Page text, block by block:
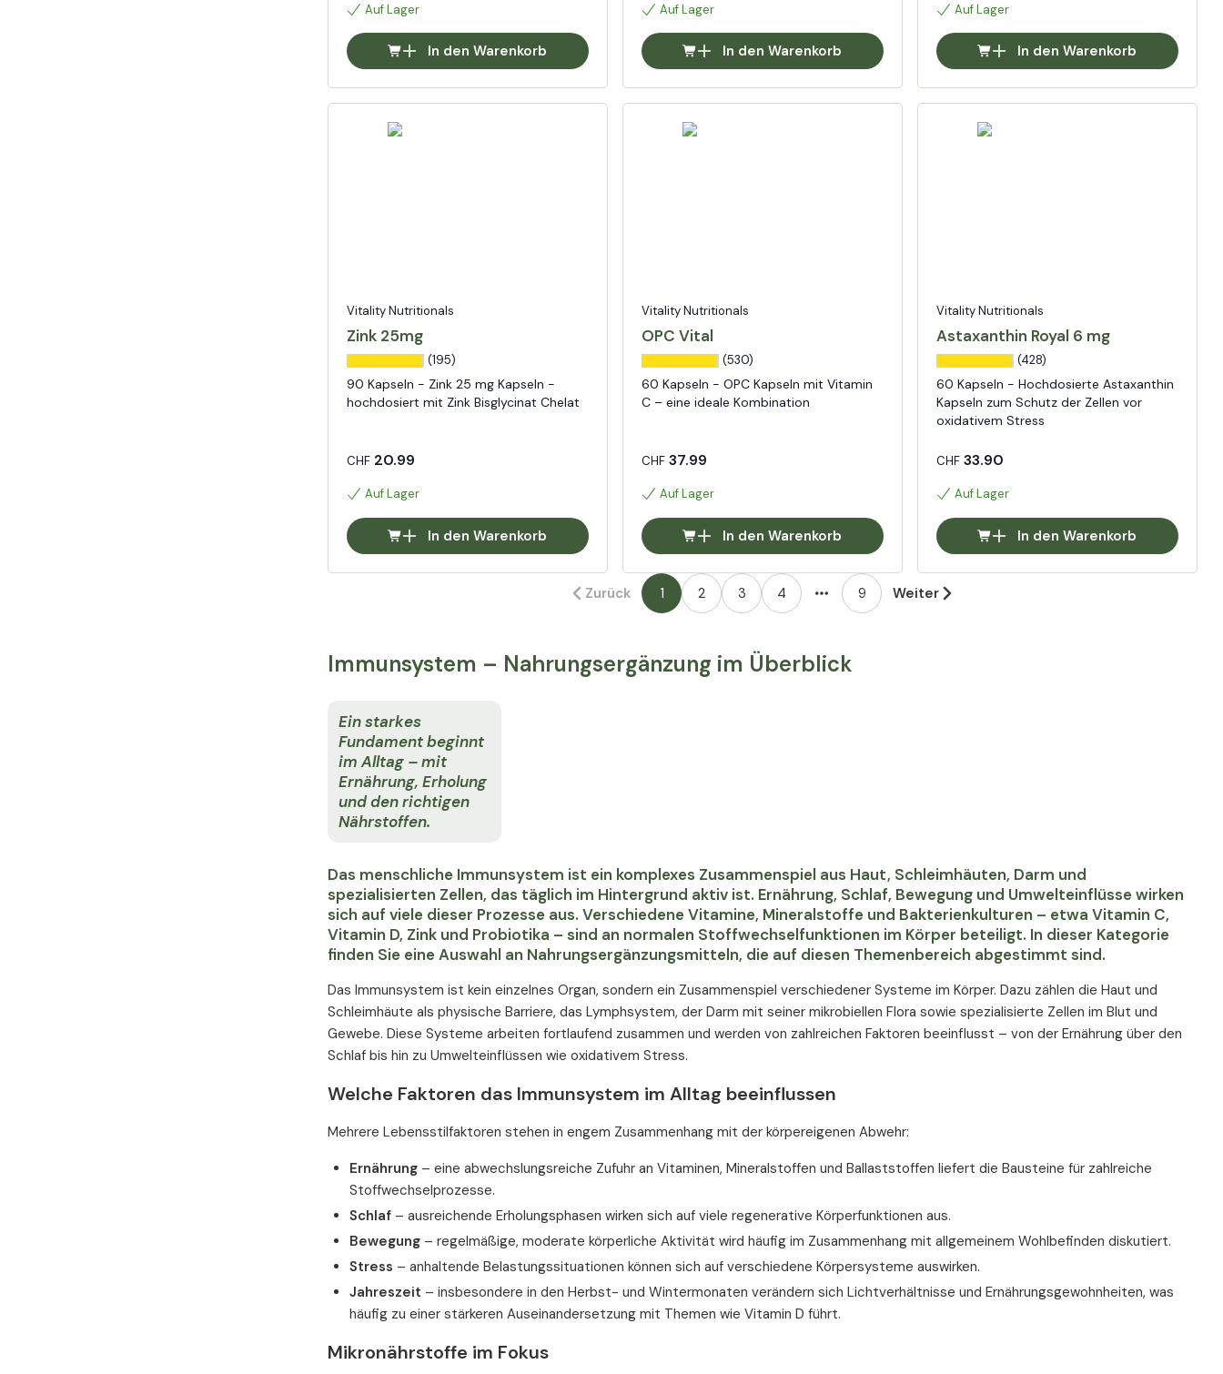
Auf Lager
In den Warenkorb
Auf Lager
In den Warenkorb
Auf Lager
In den Warenkorb
Vitality Nutritionals
Zink 25mg
(195)
90 Kapseln - Zink 25 mg Kapseln -
hochdosiert mit Zink Bisglycinat Chelat
CHF20.99
Auf Lager
In den Warenkorb
Vitality Nutritionals
OPC Vital
(530)
60 Kapseln - OPC Kapseln mit Vitamin
C – eine ideale Kombination
CHF37.99
Auf Lager
In den Warenkorb
Vitality Nutritionals
Astaxanthin Royal 6 mg
(428)
60 Kapseln - Hochdosierte Astaxanthin
Kapseln zum Schutz der Zellen vor
oxidativem Stress
CHF33.90
Auf Lager
In den Warenkorb
Zurück 1 2 3 4
More pages
9 Weiter
Immunsystem – Nahrungsergänzung im Überblick
Ein starkes
Fundament beginnt
im Alltag – mit
Ernährung, Erholung
und den richtigen
Nährstoffen.
Das menschliche Immunsystem ist ein komplexes Zusammenspiel aus Haut, Schleimhäuten, Darm und
spezialisierten Zellen, das täglich im Hintergrund aktiv ist. Ernährung, Schlaf, Bewegung und Umwelteinflüsse wirken
sich auf viele dieser Prozesse aus. Verschiedene Vitamine, Mineralstoffe und Bakterienkulturen – etwa Vitamin C,
Vitamin D, Zink und Probiotika – sind an normalen Stoffwechselfunktionen im Körper beteiligt. In dieser Kategorie
finden Sie eine Auswahl an Nahrungsergänzungsmitteln, die auf diesen Themenbereich abgestimmt sind.
Das Immunsystem ist kein einzelnes Organ, sondern ein Zusammenspiel verschiedener Systeme im Körper. Dazu zählen die Haut und
Schleimhäute als physische Barriere, das Lymphsystem, der Darm mit seiner mikrobiellen Flora sowie spezialisierte Zellen im Blut und
Gewebe. Diese Systeme arbeiten fortlaufend zusammen und werden von zahlreichen Faktoren beeinflusst – von der Ernährung über den
Schlaf bis hin zu Umwelteinflüssen wie oxidativem Stress.
Welche Faktoren das Immunsystem im Alltag beeinflussen
Mehrere Lebensstilfaktoren stehen in engem Zusammenhang mit der körpereigenen Abwehr:
Ernährung– eine abwechslungsreiche Zufuhr an Vitaminen, Mineralstoffen und Ballaststoffen liefert die Bausteine für zahlreiche
Stoffwechselprozesse.
Schlaf– ausreichende Erholungsphasen wirken sich auf viele regenerative Körperfunktionen aus.
Bewegung– regelmäßige, moderate körperliche Aktivität wird häufig im Zusammenhang mit allgemeinem Wohlbefinden diskutiert.
Stress – anhaltende Belastungssituationen können sich auf verschiedene Körpersysteme auswirken.
Jahreszeit – insbesondere in den Herbst- und Wintermonaten verändern sich Lichtverhältnisse und Ernährungsgewohnheiten, was
häufig zu einer stärkeren Auseinandersetzung mit Themen wie Vitamin D führt.
Mikronährstoffe im Fokus